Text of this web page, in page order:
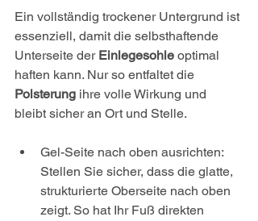
Ein vollständig trockener Untergrund ist
essenziell, damit die selbsthaftende
Unterseite der Einlegesohle optimal
haften kann. Nur so entfaltet die
Polsterung ihre volle Wirkung und
bleibt sicher an Ort und Stelle.
Gel-Seite nach oben ausrichten:
Stellen Sie sicher, dass die glatte,
strukturierte Oberseite nach oben
zeigt. So hat Ihr Fuß direkten